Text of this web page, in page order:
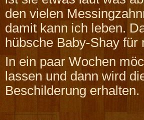
den vielen
damit kann ich leben.
hübsche Baby-Shay für
In ein paar Wochen
lassen und dann wird
Beschilderung erhalten.